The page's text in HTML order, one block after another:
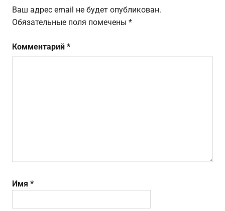
Ваш адрес email не будет опубликован.
Обязательные поля помечены *
Комментарий *
Имя *